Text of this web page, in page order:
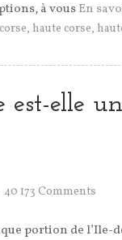
à vousEn
corse, haute corse,
est-elle
40 173 Comments
portion de l’Ile-